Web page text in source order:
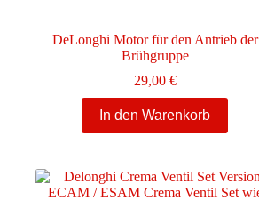
DeLonghi Motor für den Antrieb der
Brühgruppe
29,00 €
In den Warenkorb